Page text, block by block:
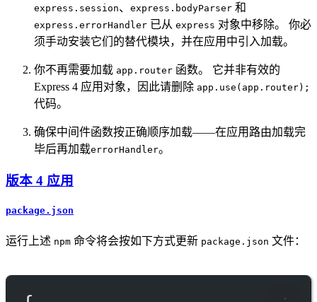
express.session、 express.bodyParser 和
express.errorHandler 已从 express 对象中移除。 你必
须手动安装它们的替代模块，并在应用中引入加载。
你不再需要加载 app.router 函数。 它并非有效的
Express 4 应用对象，因此请删除 app.use(app.router);
代码。
确保中间件函数按正确顺序加载——在应用路由加载完
毕后再加载errorHandler。
版本 4 应用
package.json
运行上述 npm 命令将会按如下方式更新 package.json 文件：